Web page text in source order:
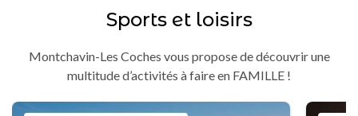
Sports et loisirs
Montchavin-Les Coches vous propose de découvrir une
multitude d’activités à faire en FAMILLE !